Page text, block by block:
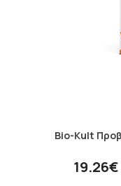
Bio-Kult
19.26€